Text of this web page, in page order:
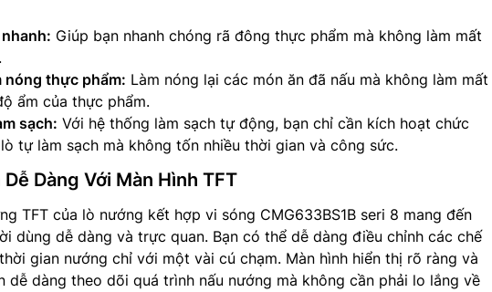
Giúp bạn nhanh chóng rã đông thực phẩm mà không làm mất
nóng thực phẩm: Làm nóng lại các món ăn đã nấu mà không làm mất
ẩm của thực phẩm.
sạch: Với hệ thống làm sạch tự động, bạn chỉ cần kích hoạt chức
tự làm sạch mà không tốn nhiều thời gian và công sức.
Dàng Với Màn Hình TFT
TFT của lò nướng kết hợp vi sóng CMG633BS1B seri 8 mang đến
dùng dễ dàng và trực quan. Bạn có thể dễ dàng điều chỉnh các chế
gian nướng chỉ với một vài cú chạm. Màn hình hiển thị rõ ràng và
dễ dàng theo dõi quá trình nấu nướng mà không cần phải lo lắng về